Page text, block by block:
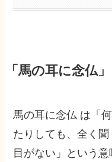
「馬の耳に念仏
馬の耳に念仏 は「
たりしても、全く
目がない」という